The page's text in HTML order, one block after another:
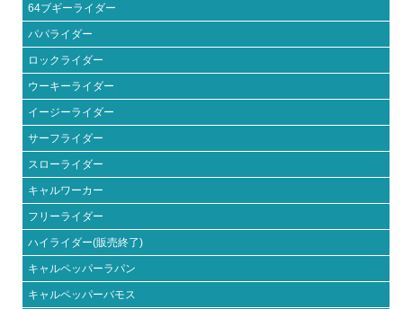
64ブギーライダー
パパライダー
ロックライダー
ウーキーライダー
イージーライダー
サーフライダー
スローライダー
キャルワーカー
フリーライダー
ハイライダー(販売終了)
キャルペッパーラパン
キャルペッパーバモス